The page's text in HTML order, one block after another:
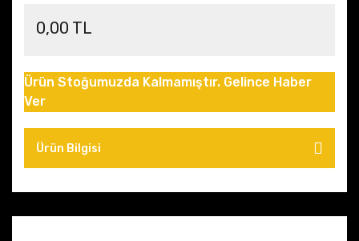
0,00 TL
Ürün Stoğumuzda Kalmamıştır. Gelince Haber
Ver
Ürün Bilgisi